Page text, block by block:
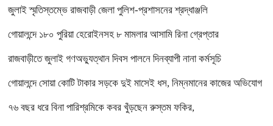
জুলাই স্মৃতিস্তম্ভে রাজবাড়ী জেলা পুলিশ-প্রশাসনের শ্রদ্ধাঞ্জলি
গোয়ালন্দে ১৮০ পুরিয়া হেরোইনসহ ৮ মামলার আসামি রিনা গ্রেপ্তার
রাজবাড়ীতে জুলাই গণঅভ্যুত্থান দিবস পালনে দিনব্যাপী নানা কর্মসূচি
গোয়ালন্দে সোয়া কোটি টাকার সড়কে দুই মাসেই ধস, নিম্নমানের কাজের অভিযোগ
৭৬ বছর ধরে বিনা পারিশ্রমিকে কবর খুঁড়ছেন রুস্তম ফকির,